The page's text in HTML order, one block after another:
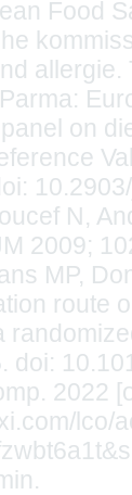
Food
on
N,
2009;
MP,
route
doi:
2022
lco/